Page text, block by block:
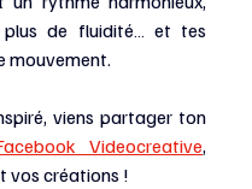
de fluidité… et tes
mouvement.
viens partager ton
Videocreative,
vos créations !